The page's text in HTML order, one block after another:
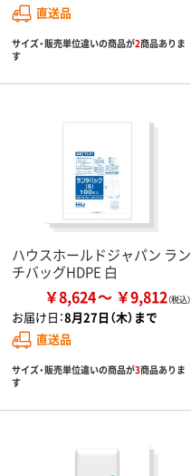
直送品
サイズ・販売単位違いの商品が2商品ありま
す
ハウスホールドジャパン ラン
チバッグHDPE 白
￥8,624 ￥9,812
お届け日：8月27日（木）まで
直送品
サイズ・販売単位違いの商品が3商品ありま
す